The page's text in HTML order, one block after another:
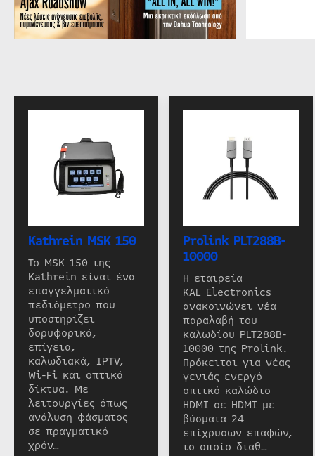
Kathrein MSK 150
Το MSK 150 της
Kathrein είναι ένα
επαγγελματικό
πεδιόμετρο που
υποστηρίζει
δορυφορικά,
επίγεια,
καλωδιακά, IPTV,
Wi-Fi και οπτικά
δίκτυα. Με
λειτουργίες όπως
ανάλυση φάσματος
σε πραγματικό
χρόν…
Prolink PLT288B-
10000
Η εταιρεία
KAL Electronics
ανακοινώνει νέα
παραλαβή του
καλωδίου PLT288B-
10000 της Prolink.
Πρόκειται για νέας
γενιάς ενεργό
οπτικό καλώδιο
HDMI σε HDMI με
βύσματα 24
επίχρυσων επαφών,
το οποίο διαθ…